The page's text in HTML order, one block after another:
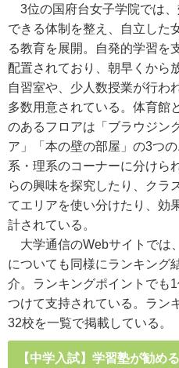
3位の国府台女子学院では
できる体制を整え、自立した
る教育を展開。自発的学習を
配置されており、朝早くから
自習室や、少人数授業が行わ
多数用意されている。体育館
のあるフロアは「ブラウジン
ア」「本の壁の部屋」の3つ
系・理系のコーナーに分けら
らの興味を探究したり、クラ
てエリアを使い分けたり、効
計されている。
大学通信のWebサイトでは
についても同様にランキング
介。ランキングポイントでも
つけて支持されている。ラン
32校を一覧で掲載している。
【中学入試】学習塾が勧